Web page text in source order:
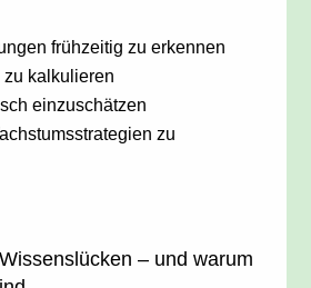
frühzeitig zu erkennen
kalkulieren
einzuschätzen
zu
– und warum